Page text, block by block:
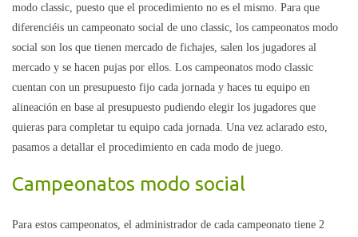
modo classic, puesto que el procedimiento no es el mismo. Para que
diferenciéis un campeonato social de uno classic, los campeonatos modo
social son los que tienen mercado de fichajes, salen los jugadores al
mercado y se hacen pujas por ellos. Los campeonatos modo classic
cuentan con un presupuesto fijo cada jornada y haces tu equipo en
alineación en base al presupuesto pudiendo elegir los jugadores que
quieras para completar tu equipo cada jornada. Una vez aclarado esto,
pasamos a detallar el procedimiento en cada modo de juego.
Campeonatos modo social
Para estos campeonatos, el administrador de cada campeonato tiene 2